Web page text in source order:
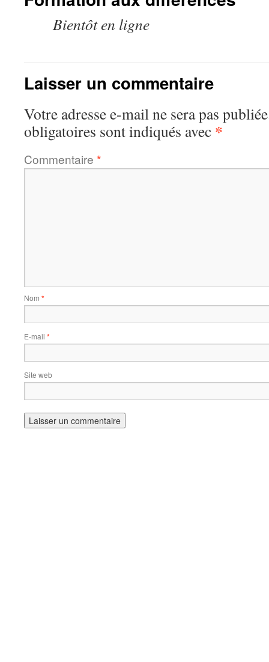
Bientôt en ligne
Laisser un commentaire
Votre adresse e-mail ne sera pas
obligatoires sont indiqués avec *
Commentaire *
Nom *
E-mail *
Site web